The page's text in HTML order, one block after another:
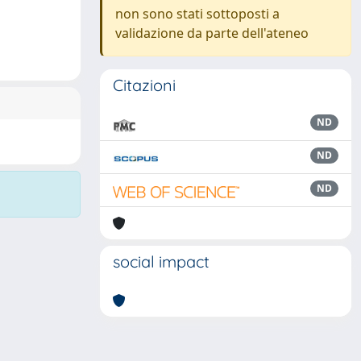
non sono stati sottoposti a
validazione da parte dell'ateneo
Citazioni
ND
ND
ND
social impact